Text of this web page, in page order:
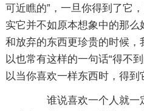
可近瞧的”，一旦你得到了它
实它并不如原本想象中的那
和放弃的东西更珍贵的时候
以也常有这样的一句话“得不
以当你喜欢一样东西时，得到
谁说喜欢一个人就一